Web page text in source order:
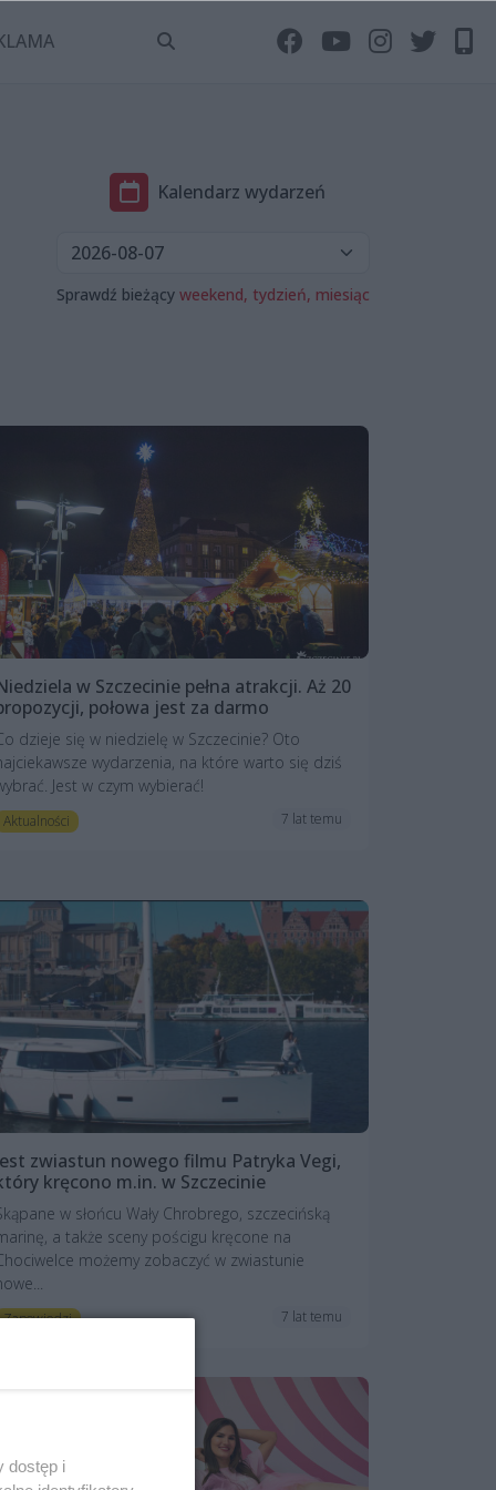
Kalendarz wydarzeń
Sprawdź bieżący weekend, tydzień, miesiąc
w Szczecinie pełna atrakcji. Aż 20
połowa jest za darmo
dzieje się w niedzielę w Szczecinie? Oto
wydarzenia, na które warto się dziś
Jest w czym wybierać!
Aktualności 7 lat temu
zwiastun nowego filmu Patryka Vegi,
kręcono m.in. w Szczecinie
w słońcu Wały Chrobrego, szczecińską
a także sceny pościgu kręcone na
możemy zobaczyć w zwiastunie
Zapowiedzi 7 lat temu
dostęp i